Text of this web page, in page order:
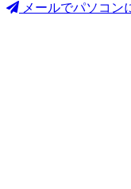
メールでパソコン